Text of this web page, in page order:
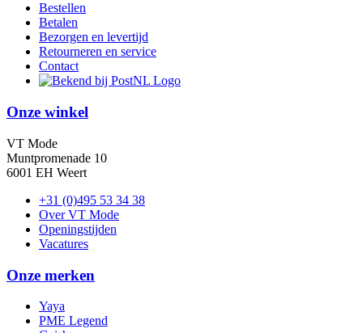
Bestellen
Betalen
Bezorgen en levertijd
Retourneren en service
Contact
Onze winkel
VT Mode
Muntpromenade 10
6001 EH Weert
+31 (0)495 53 34 38
Over VT Mode
Openingstijden
Vacatures
Onze merken
Yaya
PME Legend